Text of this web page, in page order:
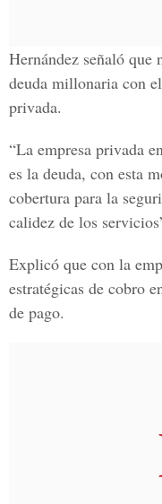
Hernández señaló que
deuda millonaria con
privada.
“La empresa privada
es la deuda, con esta
cobertura para la
calidez de los
Explicó que con la
estratégicas de cobro
de pago.